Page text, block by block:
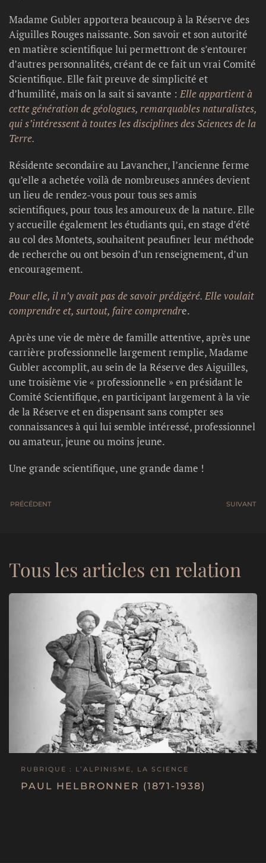
Madame Gubler apportera beaucoup à la Réserve des
Aiguilles Rouges naissante. Son savoir et son autorité
en matière scientifique lui permettront de s’entourer
d’autres personnalités, créant de ce fait un vrai Comité
Scientifique. Elle fait preuve de simplicité et
d’humilité, mais on la sait si savante :Elle appartient à
cette génération de géologues, remarquables naturalistes,
qui s’intéressent à toutes les disciplines des Sciences de la
Terre.
Résidente secondaire au Lavancher, l’ancienne ferme
qu’elle a achetée voilà de nombreuses années devient
un lieu de rendez-vous pour tous ses amis
scientifiques, pour tous les amoureux de la nature. Elle
y accueille également les étudiants qui, en stage d’été
au col des Montets, souhaitent peaufiner leur méthode
de recherche ou ont besoin d’un renseignement, d’un
encouragement.
Pour elle, il n’y avait pas de savoir prédigéré. Elle voulait
comprendre et, surtout, faire comprendre.
Après une vie de mère de famille attentive, après une
carrière professionnelle largement remplie, Madame
Gubler accomplit, au sein de la Réserve des Aiguilles,
une troisième vie « professionnelle » en présidant le
Comité Scientifique, en participant largement à la vie
de la Réserve et en dispensant sans compter ses
connaissances à qui lui semble intéressé, professionnel
ou amateur, jeune ou moins jeune.
Une grande scientifique, une grande dame !
PRÉCÉDENT SUIVANT
Tous les articles en relation
RUBRIQUE : L’ALPINISME, LA SCIENCE
PAUL HELBRONNER (1871-1938)